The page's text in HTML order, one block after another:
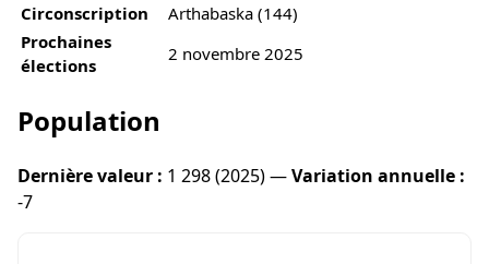
Circonscription
Arthabaska (144)
Prochaines
élections
2 novembre 2025
Population
Dernière valeur : 1 298 (2025) —Variation annuelle :
-7